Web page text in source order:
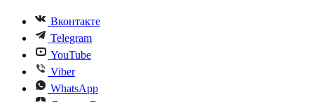
Вконтакте
Telegram
YouTube
Viber
WhatsApp